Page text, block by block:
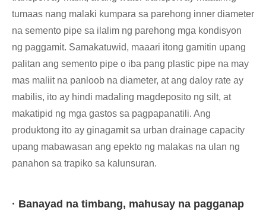
tumaas nang malaki kumpara sa parehong inner diameter
na semento pipe sa ilalim ng parehong mga kondisyon
ng paggamit. Samakatuwid, maaari itong gamitin upang
palitan ang semento pipe o iba pang plastic pipe na may
mas maliit na panloob na diameter, at ang daloy rate ay
mabilis, ito ay hindi madaling magdeposito ng silt, at
makatipid ng mga gastos sa pagpapanatili. Ang
produktong ito ay ginagamit sa urban drainage capacity
upang mabawasan ang epekto ng malakas na ulan ng
panahon sa trapiko sa kalunsuran.
· Banayad na timbang, mahusay na pagganap